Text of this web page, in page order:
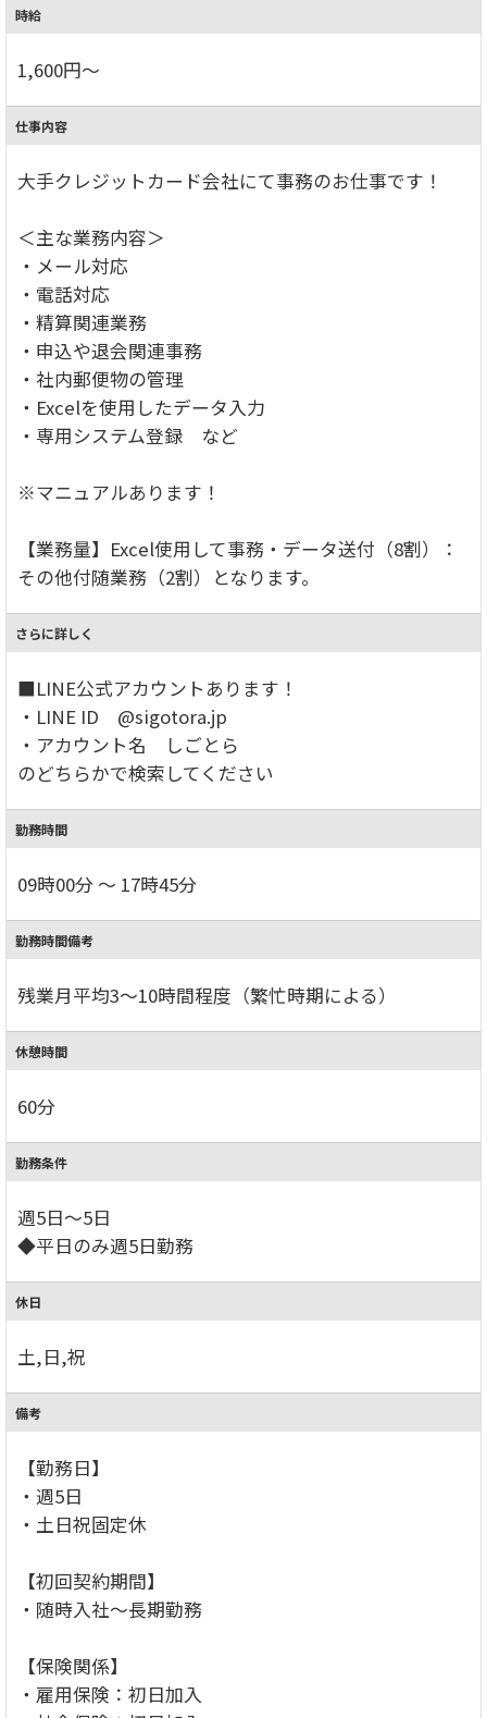
時給
1,600円～
仕事内容
大手クレジットカード会社にて事務のお仕事です！
＜主な業務内容＞
・メール対応
・電話対応
・精算関連業務
・申込や退会関連事務
・社内郵便物の管理
・Excelを使用したデータ入力
・専用システム登録 など
※マニュアルあります！
【業務量】Excel使用して事務・データ送付（8割）：
その他付随業務（2割）となります。
さらに詳しく
■LINE公式アカウントあります！
・LINE ID @sigotora.jp
・アカウント名 しごとら
のどちらかで検索してください
勤務時間
09時00分 ～ 17時45分
勤務時間備考
残業月平均3～10時間程度（繁忙時期による）
休憩時間
60分
勤務条件
週5日～5日
◆平日のみ週5日勤務
休日
土,日,祝
備考
【勤務日】
・週5日
・土日祝固定休
【初回契約期間】
・随時入社～長期勤務
【保険関係】
・雇用保険：初日加入